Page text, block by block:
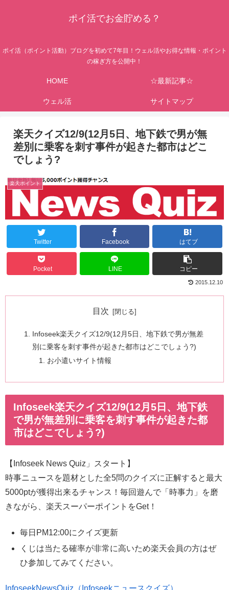
ポイ活でお金貯める？
ポイ活（ポイント活動）ブログを初めて7年目！ウェル活やお得な情報・ポイント
の稼ぎ方を公開中！
HOME ☆最新記事☆
ウェル活 サイトマップ
楽天クイズ12/9(12月5日、地下鉄で男が無
差別に乗客を刺す事件が起きた都市はどこ
でしょう?
楽天ポイント
Twitter Facebook はてブ
Pocket LINE コピー
2015.12.10
目次
Infoseek楽天クイズ12/9(12月5日、地下鉄で男が無差
別に乗客を刺す事件が起きた都市はどこでしょう?)
お小遣いサイト情報
Infoseek楽天クイズ12/9(12月5日、地下鉄
で男が無差別に乗客を刺す事件が起きた都
市はどこでしょう?)
【Infoseek News Quiz」スタート】
時事ニュースを題材とした全5問のクイズに正解すると最大
5000ptが獲得出来るチャンス！毎回遊んで「時事力」を磨
きながら、楽天スーパーポイントをGet！
毎日PM12:00にクイズ更新
くじは当たる確率が非常に高いため楽天会員の方はぜ
ひ参加してみてください。